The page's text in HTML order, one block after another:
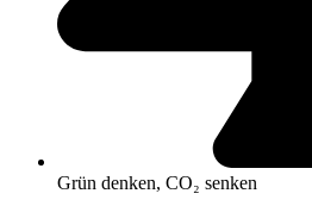
Grün denken, CO₂ senken